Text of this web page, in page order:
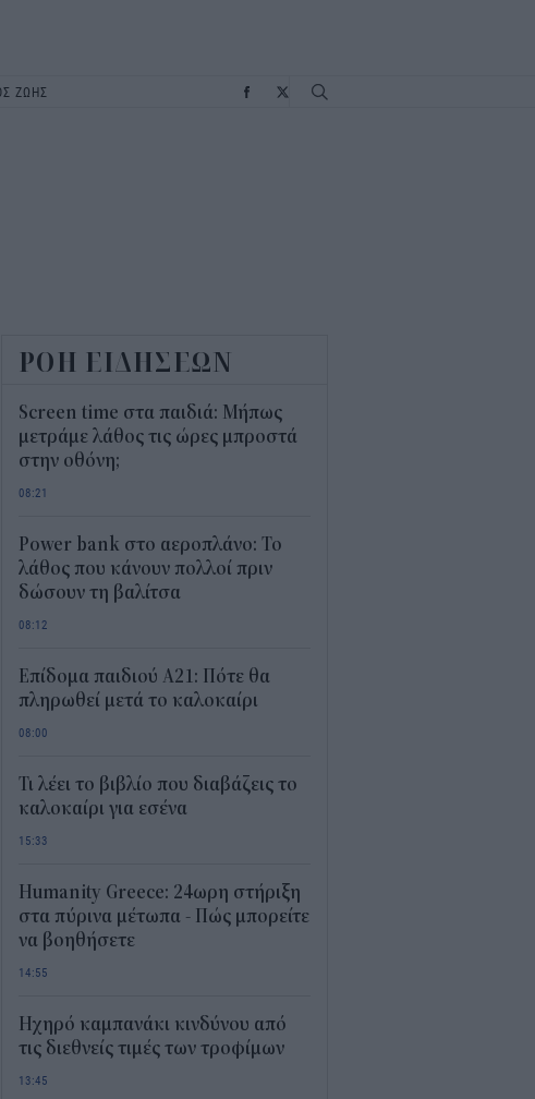
ΖΩΗΣ
ΡΟΗ ΕΙΔΗΣΕΩΝ
Screen time στα παιδιά: Μήπως
μετράμε λάθος τις ώρες μπροστά
στην οθόνη;
08:21
Power bank στο αεροπλάνο: Το
λάθος που κάνουν πολλοί πριν
δώσουν τη βαλίτσα
08:12
Επίδομα παιδιού Α21: Πότε θα
πληρωθεί μετά το καλοκαίρι
08:00
Τι λέει το βιβλίο που διαβάζεις το
καλοκαίρι για εσένα
15:33
Humanity Greece: 24ωρη στήριξη
στα πύρινα μέτωπα - Πώς μπορείτε
να βοηθήσετε
14:55
Ηχηρό καμπανάκι κινδύνου από
τις διεθνείς τιμές των τροφίμων
13:45